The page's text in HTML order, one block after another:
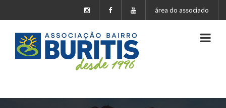
área do associado